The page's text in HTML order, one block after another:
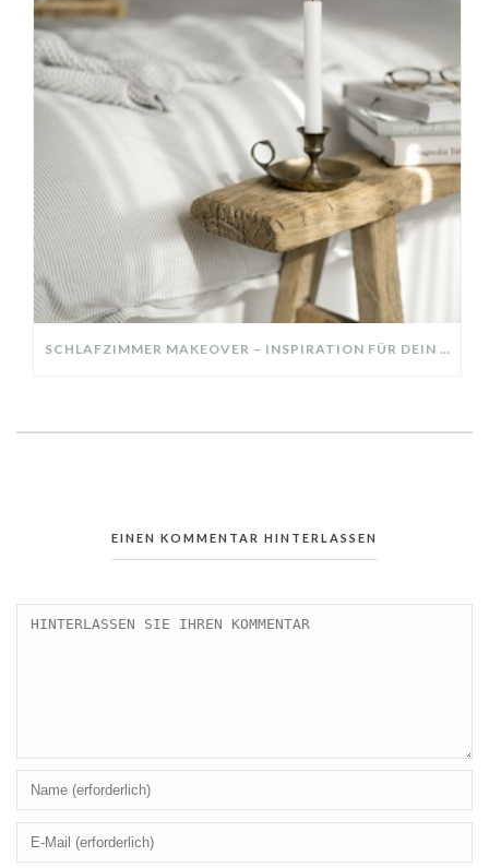
SCHLAFZIMMER MAKEOVER – INSPIRATION FÜR DEIN SCHLAFZIMMER: AUS ALT MACH NEU – HELL, GEMÜTLICH UND EINLADEND
EINEN KOMMENTAR HINTERLASSEN